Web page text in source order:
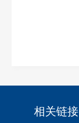
相关链接